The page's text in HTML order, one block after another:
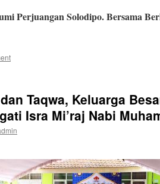
Perjuangan Solodipo. Bersama
Taqwa, Keluarga
Isra Mi’raj Nabi